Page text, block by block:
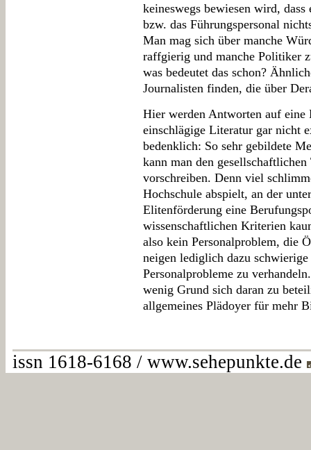
keineswegs bewiesen wird,
bzw. das Führungspersonal
Man mag sich über manche
raffgierig und manche Politiker
was bedeutet das schon?
Journalisten finden, die über
Hier werden Antworten auf eine
einschlägige Literatur gar nicht
bedenklich: So sehr gebildete
kann man den
vorschreiben. Denn viel
Hochschule abspielt, an der
Elitenförderung eine
wissenschaftlichen Kriterien
also kein Personalproblem, die
neigen lediglich dazu schwierige
Personalprobleme zu
wenig Grund sich daran zu
allgemeines Plädoyer für mehr
issn 1618-6168 / www.sehepunkte.de